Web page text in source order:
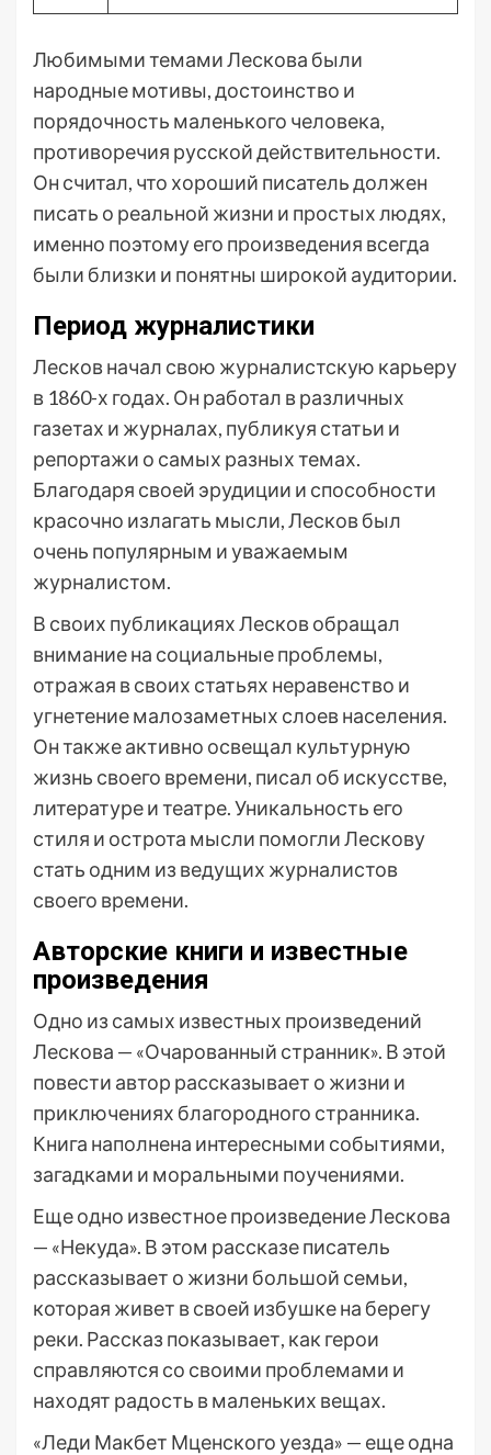
Любимыми темами Лескова были
народные мотивы, достоинство и
порядочность маленького человека,
противоречия русской действительности.
Он считал, что хороший писатель должен
писать о реальной жизни и простых людях,
именно поэтому его произведения всегда
были близки и понятны широкой аудитории.
Период журналистики
Лесков начал свою журналистскую карьеру
в 1860-х годах. Он работал в различных
газетах и журналах, публикуя статьи и
репортажи о самых разных темах.
Благодаря своей эрудиции и способности
красочно излагать мысли, Лесков был
очень популярным и уважаемым
журналистом.
В своих публикациях Лесков обращал
внимание на социальные проблемы,
отражая в своих статьях неравенство и
угнетение малозаметных слоев населения.
Он также активно освещал культурную
жизнь своего времени, писал об искусстве,
литературе и театре. Уникальность его
стиля и острота мысли помогли Лескову
стать одним из ведущих журналистов
своего времени.
Авторские книги и известные
произведения
Одно из самых известных произведений
Лескова — «Очарованный странник». В этой
повести автор рассказывает о жизни и
приключениях благородного странника.
Книга наполнена интересными событиями,
загадками и моральными поучениями.
Еще одно известное произведение Лескова
— «Некуда». В этом рассказе писатель
рассказывает о жизни большой семьи,
которая живет в своей избушке на берегу
реки. Рассказ показывает, как герои
справляются со своими проблемами и
находят радость в маленьких вещах.
«Леди Макбет Мценского уезда» — еще одна